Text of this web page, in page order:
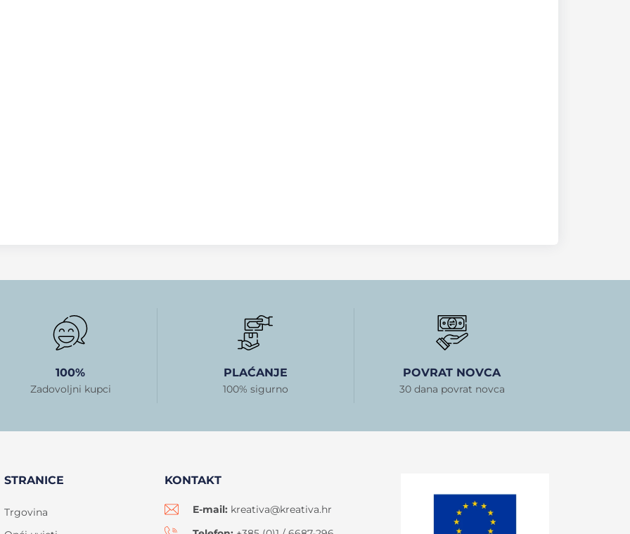
100%
Zadovoljni kupci
PLAĆANJE
100% sigurno
POVRAT NOVCA
30 dana povrat novca
STRANICE
Trgovina
KONTAKT
E-mail: kreativa@kreativa.hr